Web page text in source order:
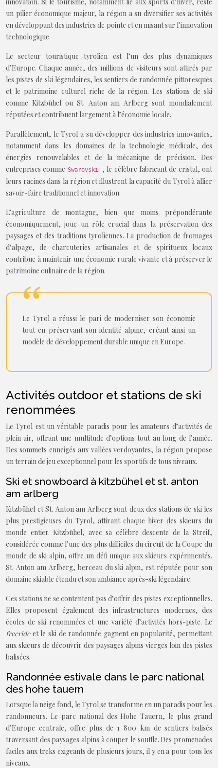
un pilier économique majeur, la région a su diversifier ses activités
en développant des industries de pointe et en misant sur l’innovation
technologique.
Le secteur touristique tyrolien est l’un des plus dynamiques
d’Europe. Chaque année, des millions de visiteurs sont attirés par
les pistes de ski légendaires, les sentiers de randonnée pittoresques
et le patrimoine culturel riche de la région. Les stations de ski
comme Kitzbühel ou St. Anton am Arlberg sont mondialement
réputées et contribuent largement à l’économie locale.
Parallèlement, le Tyrol a su développer des industries innovantes,
notamment dans les domaines de la technologie médicale, des
énergies renouvelables et de la mécanique de précision. Des
entreprises comme Swarovski , le célèbre fabricant de cristal, ont
leurs racines dans la région et illustrent la capacité du Tyrol à allier
savoir-faire traditionnel et innovation.
L’agriculture de montagne, bien que moins prépondérante
économiquement, joue un rôle crucial dans la préservation des
paysages et des traditions tyroliennes. La production de fromages
d’alpage, de charcuteries artisanales et de spiritueux locaux
contribue à maintenir une économie rurale vivante et à préserver le
patrimoine culinaire de la région.
Le Tyrol a réussi le pari de moderniser son économie
tout en préservant son identité alpine, créant ainsi un
modèle de développement durable unique en Europe.
Activités outdoor et stations de ski
renommées
Le Tyrol est un véritable paradis pour les amateurs d’activités de
plein air, offrant une multitude d’options tout au long de l’année.
Des sommets enneigés aux vallées verdoyantes, la région propose
un terrain de jeu exceptionnel pour les sportifs de tous niveaux.
Ski et snowboard à kitzbühel et st. anton
am arlberg
Kitzbühel et St. Anton am Arlberg sont deux des stations de ski les
plus prestigieuses du Tyrol, attirant chaque hiver des skieurs du
monde entier. Kitzbühel, avec sa célèbre descente de la Streif,
considérée comme l’une des plus difficiles du circuit de la Coupe du
monde de ski alpin, offre un défi unique aux skieurs expérimentés.
St. Anton am Arlberg, berceau du ski alpin, est réputée pour son
domaine skiable étendu et son ambiance après-ski légendaire.
Ces stations ne se contentent pas d’offrir des pistes exceptionnelles.
Elles proposent également des infrastructures modernes, des
écoles de ski renommées et une variété d’activités hors-piste. Le
freeride et le ski de randonnée gagnent en popularité, permettant
aux skieurs de découvrir des paysages alpins vierges loin des pistes
balisées.
Randonnée estivale dans le parc national
des hohe tauern
Lorsque la neige fond, le Tyrol se transforme en un paradis pour les
randonneurs. Le parc national des Hohe Tauern, le plus grand
d’Europe centrale, offre plus de 1 800 km de sentiers balisés
traversant des paysages alpins à couper le souffle. Des promenades
faciles aux treks exigeants de plusieurs jours, il y en a pour tous les
niveaux.